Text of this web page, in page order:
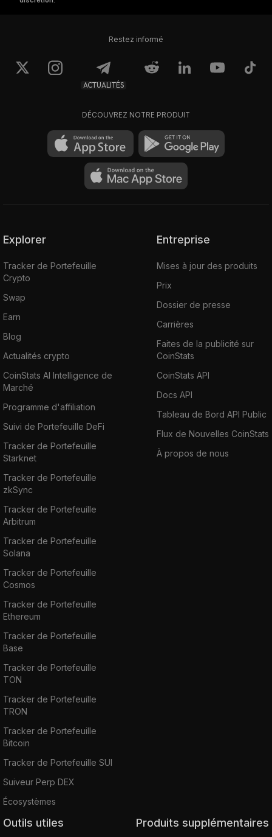
Restez informé
ACTUALITÉS
DÉCOUVREZ NOTRE PRODUIT
Explorer
Tracker de Portefeuille
Crypto
Swap
Earn
Blog
Actualités crypto
CoinStats AI Intelligence de
Marché
Programme d'affiliation
Suivi de Portefeuille DeFi
Tracker de Portefeuille
Starknet
Tracker de Portefeuille
zkSync
Tracker de Portefeuille
Arbitrum
Tracker de Portefeuille
Solana
Tracker de Portefeuille
Cosmos
Tracker de Portefeuille
Ethereum
Tracker de Portefeuille
Base
Tracker de Portefeuille
TON
Tracker de Portefeuille
TRON
Tracker de Portefeuille
Bitcoin
Tracker de Portefeuille SUI
Suiveur Perp DEX
Écosystèmes
Entreprise
Mises à jour des produits
Prix
Dossier de presse
Carrières
Faites de la publicité sur
CoinStats
CoinStats API
Docs API
Tableau de Bord API Public
Flux de Nouvelles CoinStats
À propos de nous
Outils utiles Produits supplémentaires